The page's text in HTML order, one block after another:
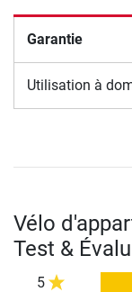
Garantie
Utilisation à
Vélo
Test &
5